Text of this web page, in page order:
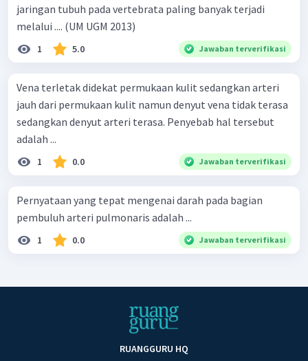
jaringan tubuh pada vertebrata paling banyak terjadi
melalui .... (UM UGM 2013)
1 5.0 Jawaban terverifikasi
Vena terletak didekat permukaan kulit sedangkan arteri
jauh dari permukaan kulit namun denyut vena tidak terasa
sedangkan denyut arteri terasa. Penyebab hal tersebut
adalah ...
1 0.0 Jawaban terverifikasi
Pernyataan yang tepat mengenai darah pada bagian
pembuluh arteri pulmonaris adalah ...
1 0.0 Jawaban terverifikasi
RUANGGURU HQ